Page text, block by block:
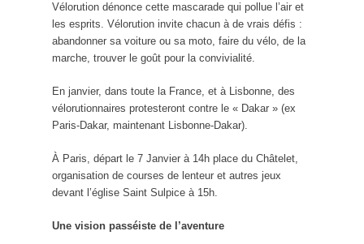
Vélorution dénonce cette mascarade qui pollue l’air et
les esprits. Vélorution invite chacun à de vrais défis :
abandonner sa voiture ou sa moto, faire du vélo, de la
marche, trouver le goût pour la convivialité.
En janvier, dans toute la France, et à Lisbonne, des
vélorutionnaires protesteront contre le « Dakar » (ex
Paris-Dakar, maintenant Lisbonne-Dakar).
À Paris, départ le 7 Janvier à 14h place du Châtelet,
organisation de courses de lenteur et autres jeux
devant l’église Saint Sulpice à 15h.
Une vision passéiste de l’aventure